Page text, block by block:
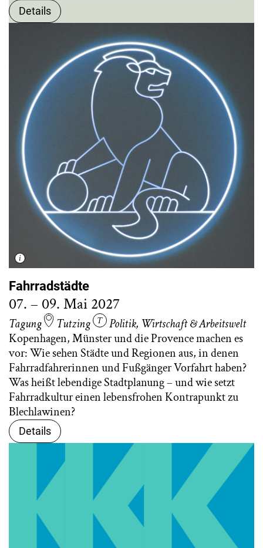
Details
Fahrradstädte
07. – 09. Mai 2027
Tagung Tutzing Politik, Wirtschaft & Arbeitswelt
Kopenhagen, Münster und die Provence machen es
vor: Wie sehen Städte und Regionen aus, in denen
Fahrradfahrerinnen und Fußgänger Vorfahrt haben?
Was heißt lebendige Stadtplanung – und wie setzt
Fahrradkultur einen lebensfrohen Kontrapunkt zu
Blechlawinen?
Details